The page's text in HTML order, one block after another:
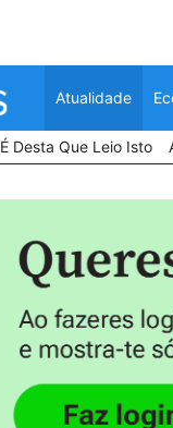
Atualidade
É Desta Que Leio Isto